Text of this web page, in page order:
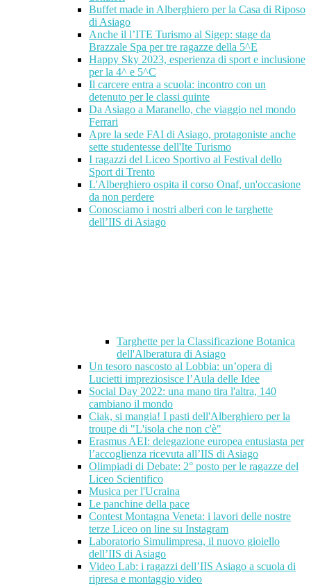
Buffet made in Alberghiero per la Casa di Riposo
di Asiago
Anche il l’ITE Turismo al Sigep: stage da
Brazzale Spa per tre ragazze della 5^E
Happy Sky 2023, esperienza di sport e inclusione
per la 4^ e 5^C
Il carcere entra a scuola: incontro con un
detenuto per le classi quinte
Da Asiago a Maranello, che viaggio nel mondo
Ferrari
Apre la sede FAI di Asiago, protagoniste anche
sette studentesse dell'Ite Turismo
I ragazzi del Liceo Sportivo al Festival dello
Sport di Trento
L'Alberghiero ospita il corso Onaf, un'occasione
da non perdere
Conosciamo i nostri alberi con le targhette
dell’IIS di Asiago
Targhette per la Classificazione Botanica
dell'Alberatura di Asiago
Un tesoro nascosto al Lobbia: un’opera di
Lucietti impreziosisce l’Aula delle Idee
Social Day 2022: una mano tira l'altra, 140
cambiano il mondo
Ciak, si mangia! I pasti dell'Alberghiero per la
troupe di "L'isola che non c'è"
Erasmus AEI: delegazione europea entusiasta per
l’accoglienza ricevuta all’IIS di Asiago
Olimpiadi di Debate: 2° posto per le ragazze del
Liceo Scientifico
Musica per l'Ucraina
Le panchine della pace
Contest Montagna Veneta: i lavori delle nostre
terze Liceo on line su Instagram
Laboratorio Simulimpresa, il nuovo gioiello
dell’IIS di Asiago
Video Lab: i ragazzi dell’IIS Asiago a scuola di
ripresa e montaggio video